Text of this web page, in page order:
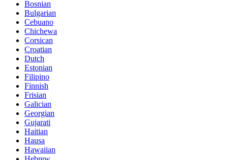
Bosnian
Bulgarian
Cebuano
Chichewa
Corsican
Croatian
Dutch
Estonian
Filipino
Finnish
Frisian
Galician
Georgian
Gujarati
Haitian
Hausa
Hawaiian